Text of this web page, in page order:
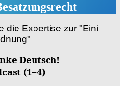
die Exper­ti­se zur "Eini­
Deutsch!
(1−4)